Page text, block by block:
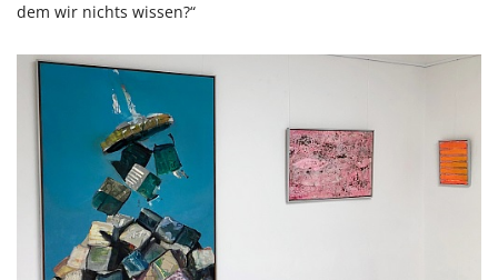
dem wir nichts wissen?“